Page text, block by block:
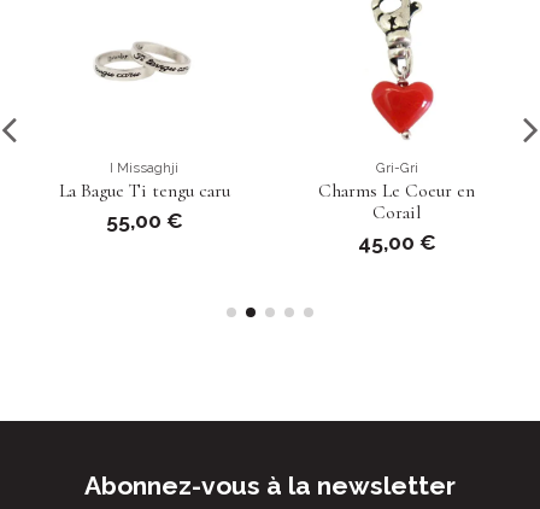
I Missaghji
La Bague Ti tengu caru
55,00 €
Gri-Gri
Charms Le Coeur en
Corail
45,00 €
Abonnez-vous à la newsletter